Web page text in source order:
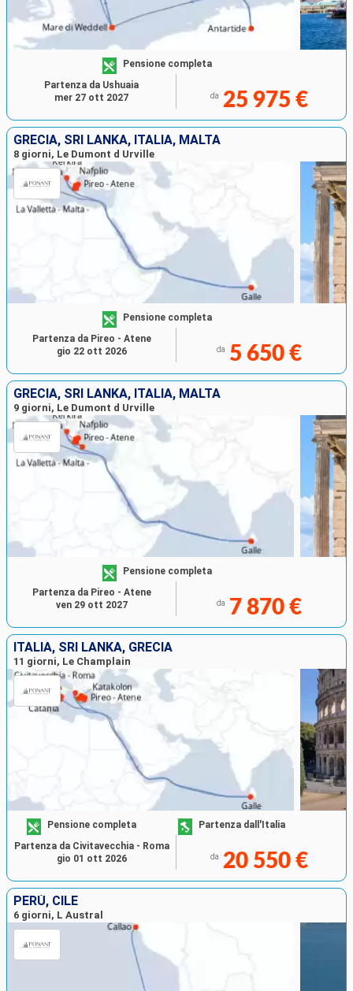
Pensione completa
da 25 975 €
Partenza da Ushuaia
mer 27 ott 2027
GRECIA, SRI LANKA, ITALIA, MALTA
8 giorni, Le Dumont d Urville
Pensione completa
da 5 650 €
Partenza da Pireo - Atene
gio 22 ott 2026
GRECIA, SRI LANKA, ITALIA, MALTA
9 giorni, Le Dumont d Urville
Pensione completa
da 7 870 €
Partenza da Pireo - Atene
ven 29 ott 2027
ITALIA, SRI LANKA, GRECIA
11 giorni, Le Champlain
Pensione completa Partenza dall'Italia
da 20 550 €
Partenza da Civitavecchia - Roma
gio 01 ott 2026
PERÙ, CILE
6 giorni, L Austral